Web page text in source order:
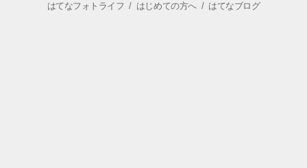
はてなフォトライフ / はじめての方へ/ はてなブログ